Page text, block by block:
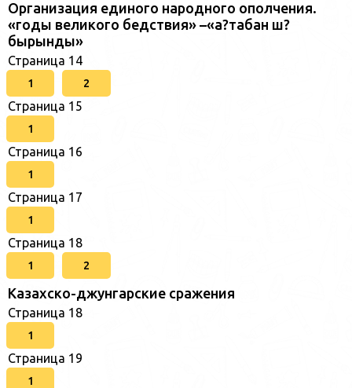
Организация единого народного ополчения.
«годы великого бедствия» –«а?табан ш?
бырынды»
Страница 14
1 2
Страница 15
1
Страница 16
1
Страница 17
1
Страница 18
1 2
Казахско-джунгарские сражения
Страница 18
1
Страница 19
1